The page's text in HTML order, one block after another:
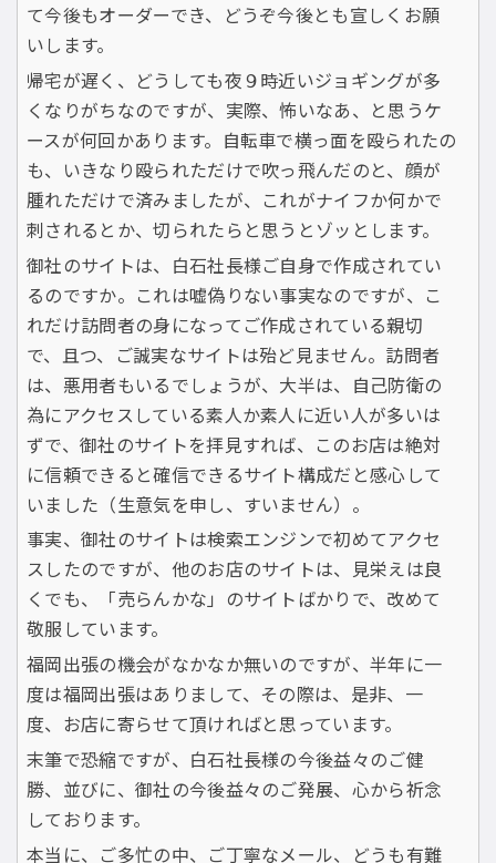
て今後もオーダーでき、どうぞ今後とも宣しくお願
いします。
帰宅が遅く、どうしても夜９時近いジョギングが多
くなりがちなのですが、実際、怖いなあ、と思うケ
ースが何回かあります。自転車で横っ面を殴られたの
も、いきなり殴られただけで吹っ飛んだのと、顔が
腫れただけで済みましたが、これがナイフか何かで
刺されるとか、切られたらと思うとゾッとします。
御社のサイトは、白石社長様ご自身で作成されてい
るのですか。これは嘘偽りない事実なのですが、こ
れだけ訪問者の身になってご作成されている親切
で、且つ、ご誠実なサイトは殆ど見ません。訪問者
は、悪用者もいるでしょうが、大半は、自己防衛の
為にアクセスしている素人か素人に近い人が多いは
ずで、御社のサイトを拝見すれば、このお店は絶対
に信頼できると確信できるサイト構成だと感心して
いました（生意気を申し、すいません）。
事実、御社のサイトは検索エンジンで初めてアクセ
スしたのですが、他のお店のサイトは、見栄えは良
くでも、「売らんかな」のサイトばかりで、改めて
敬服しています。
福岡出張の機会がなかなか無いのですが、半年に一
度は福岡出張はありまして、その際は、是非、一
度、お店に寄らせて頂ければと思っています。
末筆で恐縮ですが、白石社長様の今後益々のご健
勝、並びに、御社の今後益々のご発展、心から祈念
しております。
本当に、ご多忙の中、ご丁寧なメール、どうも有難